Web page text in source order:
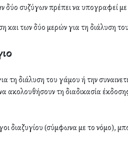
δύο συζύγων πρέπει να υπογραφεί
και των δύο μερών για τη διάλυση
τη διάλυση του γάμου ή την
ακολουθήσουν τη διαδικασία
διαζυγίου (σύμφωνα με το νόμο),